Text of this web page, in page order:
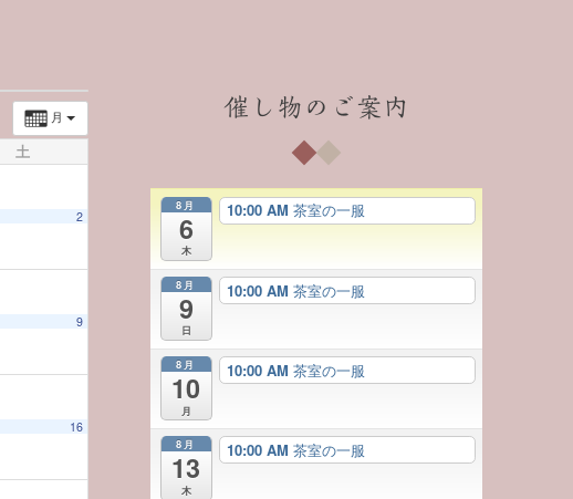
月
土
2
9
16
催し物のご案内
8月
6
木
10:00 AM 茶室の一服
8月
9
日
10:00 AM 茶室の一服
8月
10
月
10:00 AM 茶室の一服
8月
13
木
10:00 AM 茶室の一服